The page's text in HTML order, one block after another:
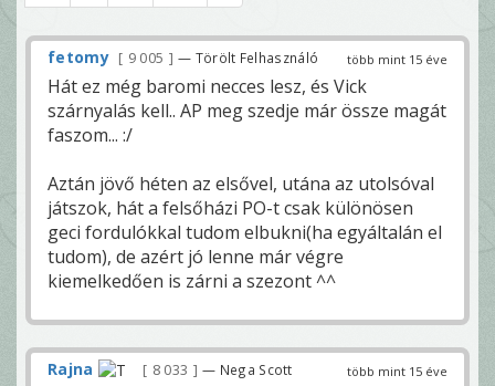
több mint 15 éve
fetomy 9 005 — Törölt Felhasználó
Hát ez még baromi necces lesz, és Vick
szárnyalás kell.. AP meg szedje már össze magát
faszom... :/
Aztán jövő héten az elsővel, utána az utolsóval
játszok, hát a felsőházi PO-t csak különösen
geci fordulókkal tudom elbukni(ha egyáltalán el
tudom), de azért jó lenne már végre
kiemelkedően is zárni a szezont ^^
több mint 15 éve
Rajna 8 033 — Nega Scott